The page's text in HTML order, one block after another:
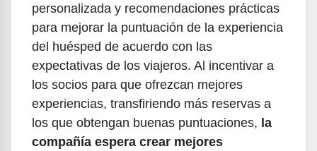
personalizada y recomendaciones prácticas
para mejorar la puntuación de la experiencia
del huésped de acuerdo con las
expectativas de los viajeros. Al incentivar a
los socios para que ofrezcan mejores
experiencias, transfiriendo más reservas a
los que obtengan buenas puntuaciones, la
compañía espera crear mejores